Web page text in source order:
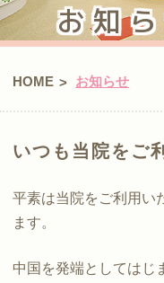
お知
HOME > お知らせ
いつも当院をご
平素は当院をご利用い
ます。
中国を発端としてはじ